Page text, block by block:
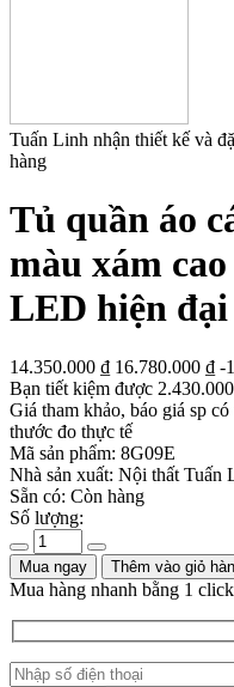
Tuấn Linh nhận thiết kế và
hàng
Tủ quần áo
màu xám
LED hiện đại
14.350.000 ₫ 16.780.000 ₫ -
Bạn tiết kiệm được 2.430.000
Giá tham khảo, báo giá sp
thước đo thực tế
Mã sản phẩm: 8G09E
Nhà sản xuất: Nội thất Tuấn
Sẵn có: Còn hàng
Số lượng:
Mua ngay Thêm vào giỏ
Mua hàng nhanh bằng 1